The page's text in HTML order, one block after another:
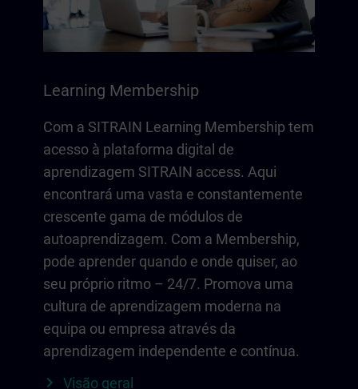
Learning Membership
Com a SITRAIN Learning Membership tem
acesso à plataforma digital de
aprendizagem SITRAIN access. Aqui
encontrará uma vasta e constantemente
crescente gama de módulos de
autoaprendizagem. Com a Membership,
pode aprender quando e onde quiser, ao
seu próprio ritmo – 24/7. Promova uma
cultura de aprendizagem moderna na
equipa ou empresa através da
aprendizagem independente e contínua.
Visão geral